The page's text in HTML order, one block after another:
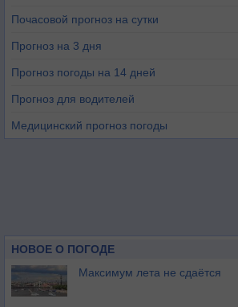
Почасовой прогноз на сутки
Прогноз на 3 дня
Прогноз погоды на 14 дней
Прогноз для водителей
Медицинский прогноз погоды
НОВОЕ О ПОГОДЕ
Максимум лета не сдаётся